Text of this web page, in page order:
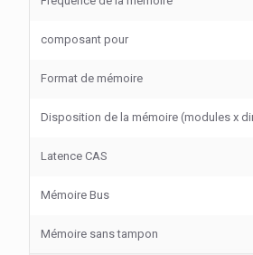
composant pour
Format de mémoire
Disposition de la mémoire (modules x
Latence CAS
Mémoire Bus
Mémoire sans tampon